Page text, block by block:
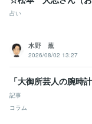
26年度行政書士試験
プログラミング言語
Google Cloud
占い
水野 薫
2026/08/02 13:27
「大御所芸人の腕時
記事
コラム